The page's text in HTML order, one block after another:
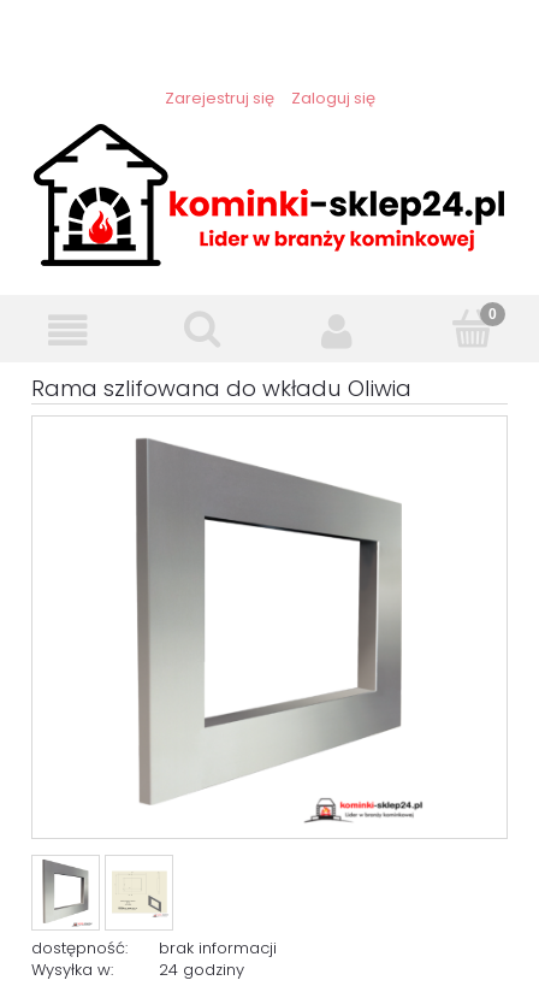
Zarejestruj się Zaloguj się
Rama szlifowana do wkładu Oliwia
dostępność:
brak informacji
Wysyłka w:
24 godziny